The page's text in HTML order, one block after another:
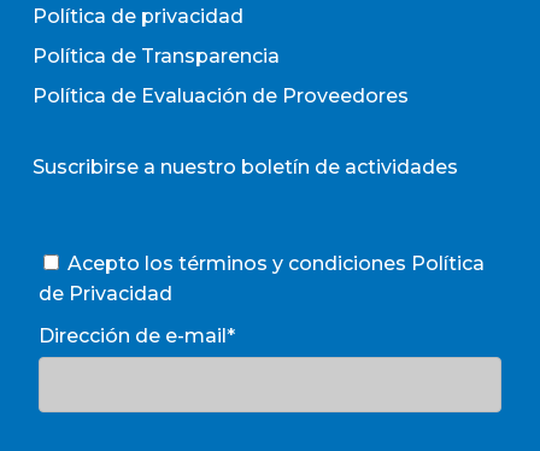
Política de privacidad
Política de Transparencia
Política de Evaluación de Proveedores
Suscribirse a nuestro boletín de actividades
Acepto los términos y condiciones Política
de Privacidad
Dirección de e-mail*